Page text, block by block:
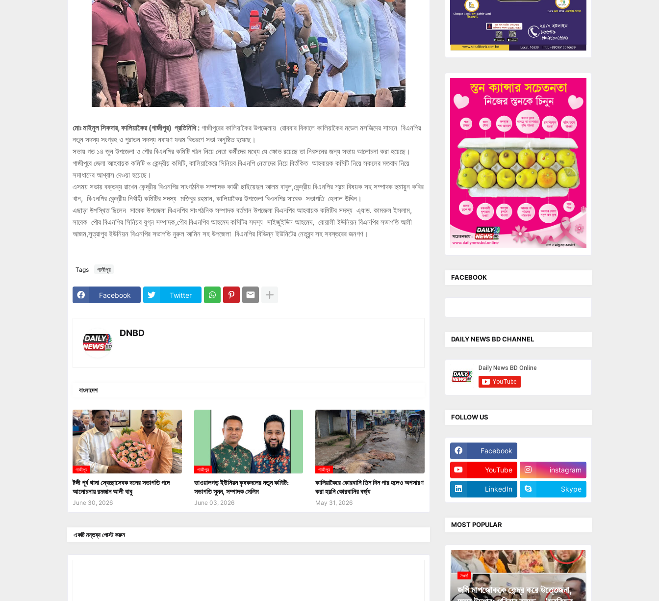
মোঃ মাইনুল সিকদার, কালিয়াকৈর (গাজীপুর) প্রতিনিধি : গাজীপুরের কালিয়াকৈর উপজেলায় রোববার বিকালে কালিয়াকৈর মডেল মসজিদের সামনে বিএনপির
নতুন সদস্য সংগ্রহ ও পুরাতন সদস্য নবায়ণ ফরম বিতরণে সভা অনুষ্ঠিত হয়েছে।
সভায় গত ১৪ জুন উপজেলা ও পৌর বিএনপির কমিটি গঠন নিয়ে নেতা কর্মীদের মধ্যে যে ক্ষোভ রয়েছে তা নিরসনের জন্য সভায় আলোচনা করা হয়েছে।
গাজীপুরে জেলা আহবায়ক কমিটি ও কেন্দ্রীয় কমিটি, কালিয়াকৈরে সিনিয়র বিএনপি নেতাদের নিয়ে বির্তকিত আহবায়ক কমিটি নিয়ে সকলের মতবাদ নিয়ে
সমাধানের আশ্বাস দেওয়া হয়েছে।
এসময় সভায় বক্তব্য রাখেন কেন্দ্রীয় বিএনপির সাংগঠনিক সম্পাদক কাজী ছাইয়েদুল আলম বাবুল,কেন্দ্রীয় বিএনপির শ্রম বিষয়ক সহ সম্পাদক হুমায়ুন কবির
খান, বিএনপির কেন্দ্রীয় নির্বাহী কমিটির সদস্য মজিবুর রহমান, কালিয়াকৈর উপজেলা বিএনপির সাবেক সভাপতি হেলাল উদ্দিন।
এছাড়া উপস্থিত ছিলেন সাবেক উপজেলা বিএনপির সাংগঠনিক সম্পাদক বর্তমান উপজেলা বিএনপির আহবায়ক কমিটির সদস্য এ্যাড. কামরুল ইসলাম,
সাবেক পৌর বিএনপির সিনিয়র যুগ্ন সম্পাদক,পৌর বিএনপির আহমেদ কমিটির সদস্য সাইজুইদ্দিন আহমেদ, বোয়ালী ইউনিয়ন বিএনপির সভাপতি আলী
আজম,সুত্রাপুর ইউনিয়ন বিএনপির সভাপতি নুরুল আমিন সহ উপজেলা বিএনপির বিভিন্ন ইউনিটের নেতৃবৃন্দ সহ সবস্তরের জনগণ।
Tags গা‌জীপুর
Facebook Twitter
DNBD
বাংলাদেশ
গা‌জীপুর
টঙ্গী পূর্ব থানা স্বেচ্ছাসেবক দলের সভাপতি পদে
আলোচনায় রমজান আলী বাবু
June 30, 2026
গা‌জীপুর
ভাওয়ালগড় ইউনিয়ন কৃষকদলের নতুন কমিটি:
সভাপতি সুমন, সম্পাদক সেলিম
June 03, 2026
গা‌জীপুর
কালিয়াকৈরে কোরবানি তিন দিন পার হলেও অপসারণ
করা হয়নি কোরবানির বর্জ্য
May 31, 2026
একটি মন্তব্য পোস্ট করুন
FACEBOOK
DAILY NEWS BD CHANNEL
FOLLOW US
Facebook
YouTube instagram
LinkedIn Skype
MOST POPULAR
নওগাঁ
জমি মাপজোককে কেন্দ্র করে উত্তেজনা,